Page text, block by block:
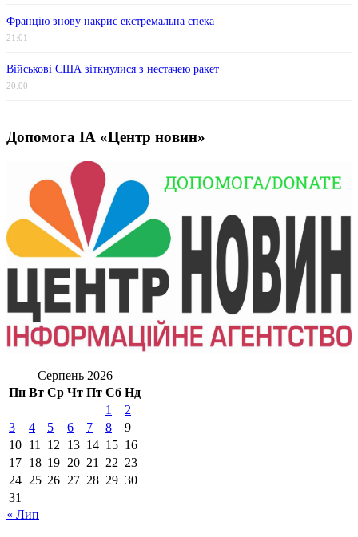
Францію знову накриє екстремальна спека
21:01
Військові США зіткнулися з нестачею ракет
20:00
Допомога ІА «Центр новин»
Серпень 2026
Пн Вт Ср Чт Пт Сб Нд
1
2
3
4 5 6 7 8
9
10 11 12 13 14 15 16
17 18 19 20 21 22 23
24 25 26 27 28 29 30
31
« Лип